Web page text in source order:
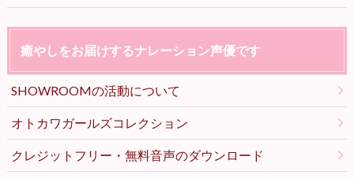
癒やしをお届けするナレーション声優です
SHOWROOMの活動について
オトカワガールズコレクション
クレジットフリー・無料音声のダウンロード